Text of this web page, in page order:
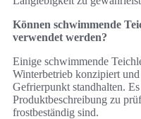
Können schwimmende
verwendet werden?
Einige schwimmende
Winterbetrieb konzipiert
Gefrierpunkt standhalten.
Produktbeschreibung zu
frostbeständig sind.